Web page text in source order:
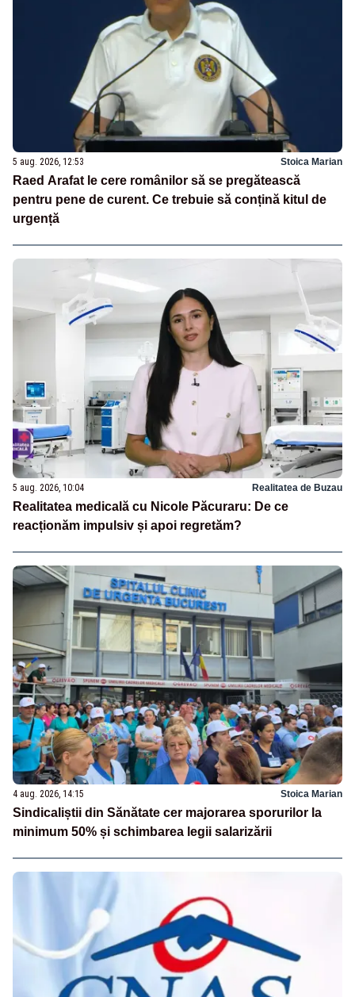
5 aug. 2026, 12:53 Stoica Marian
Raed Arafat le cere românilor să se pregătească
pentru pene de curent. Ce trebuie să conțină kitul de
urgență
5 aug. 2026, 10:04 Realitatea de Buzau
Realitatea medicală cu Nicole Păcuraru: De ce
reacționăm impulsiv și apoi regretăm?
4 aug. 2026, 14:15 Stoica Marian
Sindicaliștii din Sănătate cer majorarea sporurilor la
minimum 50% și schimbarea legii salarizării